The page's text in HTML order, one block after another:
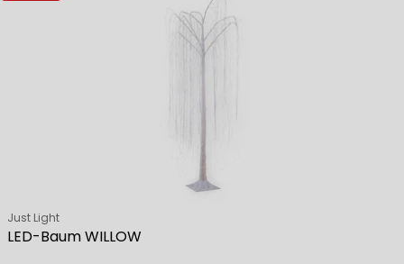
LED-Baum WILLOW
Verkäufer:
Just Light